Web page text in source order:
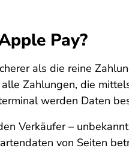
Pay?
als die reine
Zahlungen, die
werden Daten
Verkäufer –
von Seiten